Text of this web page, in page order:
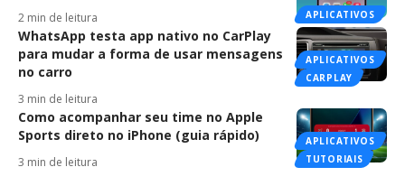
APLICATIVOS
2 min de leitura
APLICATIVOS
CARPLAY
WhatsApp testa app nativo no CarPlay
para mudar a forma de usar mensagens
no carro
3 min de leitura
APLICATIVOS
TUTORIAIS
Como acompanhar seu time no Apple
Sports direto no iPhone (guia rápido)
3 min de leitura